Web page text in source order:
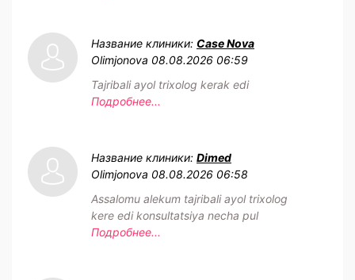
Название клиники: Case Nova
Olimjonova 08.08.2026 06:59
Tajribali ayol trixolog kerak edi
Подробнее...
Название клиники: Dimed
Olimjonova 08.08.2026 06:58
Assalomu alekum tajribali ayol trixolog
kere edi konsultatsiya necha pul
Подробнее...